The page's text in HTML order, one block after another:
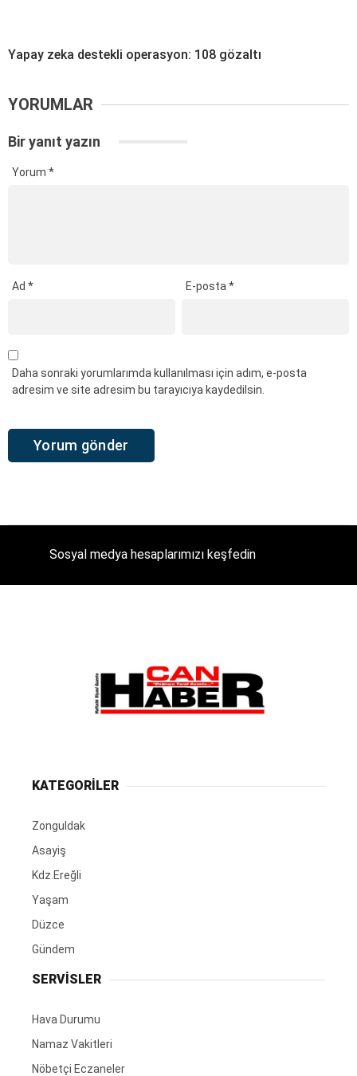
Yapay zeka destekli operasyon: 108 gözaltı
YORUMLAR
Bir yanıt yazın
Yorum *
Ad * E-posta*
Daha sonraki yorumlarımda kullanılması için adım, e-posta
adresim ve site adresim bu tarayıcıya kaydedilsin.
Sosyal medya hesaplarımızı keşfedin
KATEGORİLER
Zonguldak
Asayiş
Kdz.Ereğli
Yaşam
Düzce
Gündem
SERVİSLER
Hava Durumu
Namaz Vakitleri
Nöbetçi Eczaneler